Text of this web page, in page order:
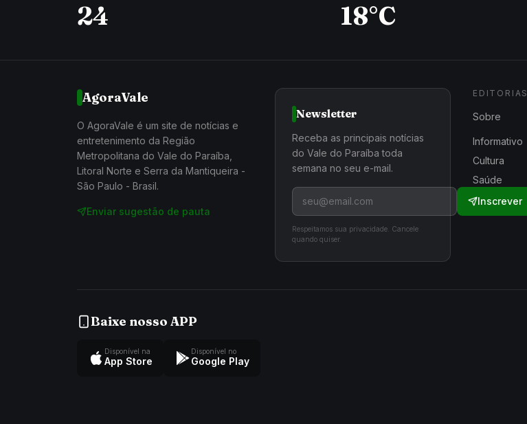
24 18°C
AgoraVale
O AgoraVale é um site de notícias e
entretenimento da Região
Metropolitana do Vale do Paraíba,
Litoral Norte e Serra da Mantiqueira -
São Paulo - Brasil.
Enviar sugestão de pauta
Newsletter
Receba as principais notícias
do Vale do Paraíba toda
semana no seu e-mail.
Inscrever
Respeitamos sua privacidade. Cancele
quando quiser.
EDITORIAS
Sobre
Informativo
Cultura
Saúde
Baixe nosso APP
Disponível na
App Store
Disponível no
Google Play